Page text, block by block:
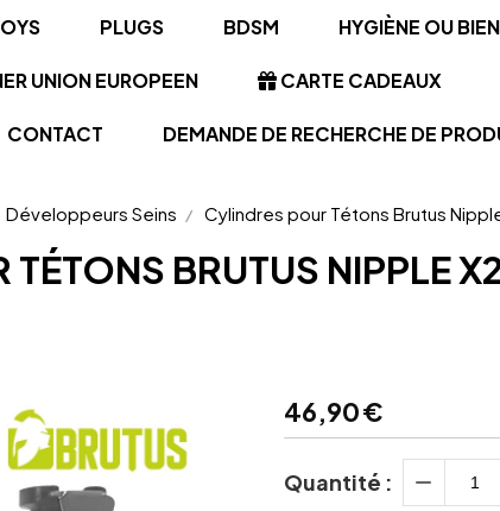
PLUGS BDSM HYGIÈNE OU
UNION EUROPEEN CARTE CADEAUX
CONTACT DEMANDE DE RECHERCHE DE
Développeurs Seins Cylindres pour Tétons Brutus
TÉTONS BRUTUS NIPPLE
46,90€
Quantité :